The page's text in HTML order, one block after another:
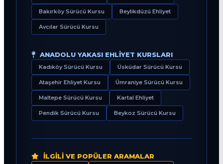
Bakırköy Sürücü Kursu Beylikdüzü Ehliyet
Avcılar Sürücü Kursu
ANADOLU YAKASI EHLIYET KURSLARI
Kadıköy Sürücü Kursu Üsküdar Sürücü Kursu
Ataşehir Ehliyet Kursu Ümraniye Sürücü Kursu
Maltepe Sürücü Kursu Kartal Ehliyet
Pendik Sürücü Kursu Beykoz Sürücü Kursu
İLGILI VE POPÜLER ARAMALAR